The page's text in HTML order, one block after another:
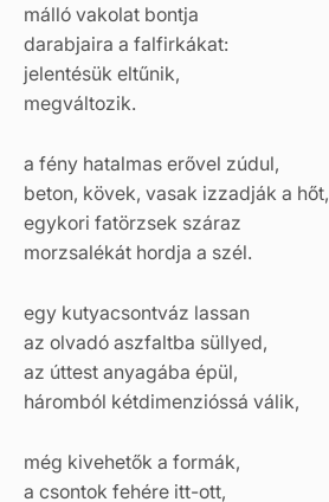
málló vakolat bontja
darabjaira a falfirkákat:
jelentésük eltűnik,
megváltozik.
a fény hatalmas erővel zúdul,
beton, kövek, vasak izzadják a hőt,
egykori fatörzsek száraz
morzsalékát hordja a szél.
egy kutyacsontváz lassan
az olvadó aszfaltba süllyed,
az úttest anyagába épül,
háromból kétdimenzióssá válik,
még kivehetők a formák,
a csontok fehére itt-ott,